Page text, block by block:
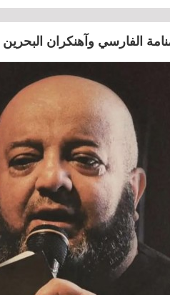
الفارسي وآهنكران البحرين